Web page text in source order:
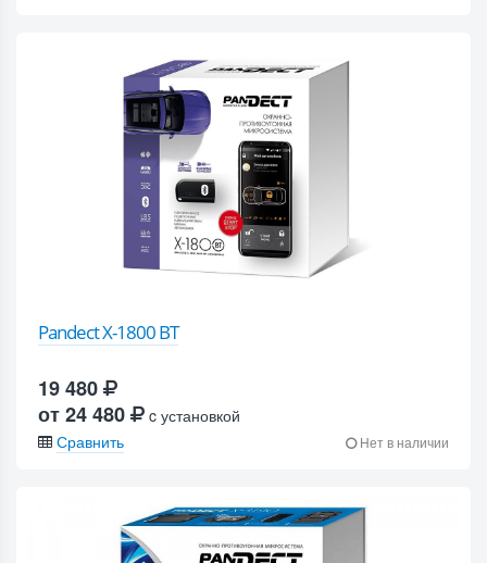
Pandect X-1800 BT
19 480
от 24 480
c установкой
Сравнить
Нет в наличии